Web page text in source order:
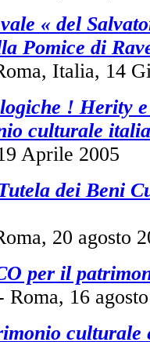
« del
Pomice di
Italia, 14
! Herity
culturale
Aprile 2005
dei Beni
20 agosto
per il
16
culturale